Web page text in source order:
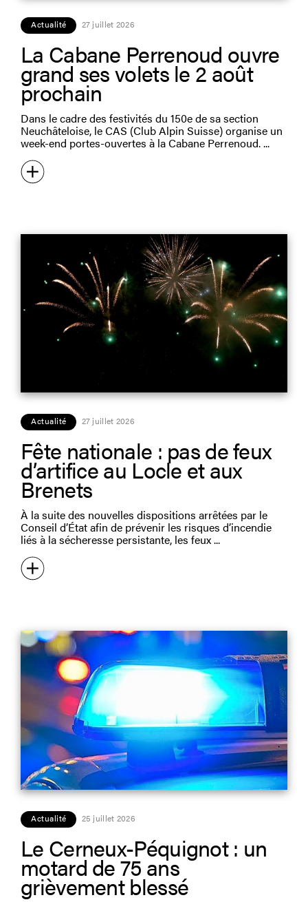
Actualité 27 juillet 2026
La Cabane Perrenoud ouvre
grand ses volets le 2 août
prochain
Dans le cadre des festivités du 150e de sa section
Neuchâteloise, le CAS (Club Alpin Suisse) organise un
week-end portes-ouvertes à la Cabane Perrenoud.
Actualité 27 juillet 2026
Fête nationale : pas de feux
d’artifice au Locle et aux
Brenets
À la suite des nouvelles dispositions arrêtées par le
Conseil d’État afin de prévenir les risques d’incendie
liés à la sécheresse persistante, les feux
Actualité 25 juillet 2026
Le Cerneux-Péquignot : un
motard de 75 ans
grièvement blessé